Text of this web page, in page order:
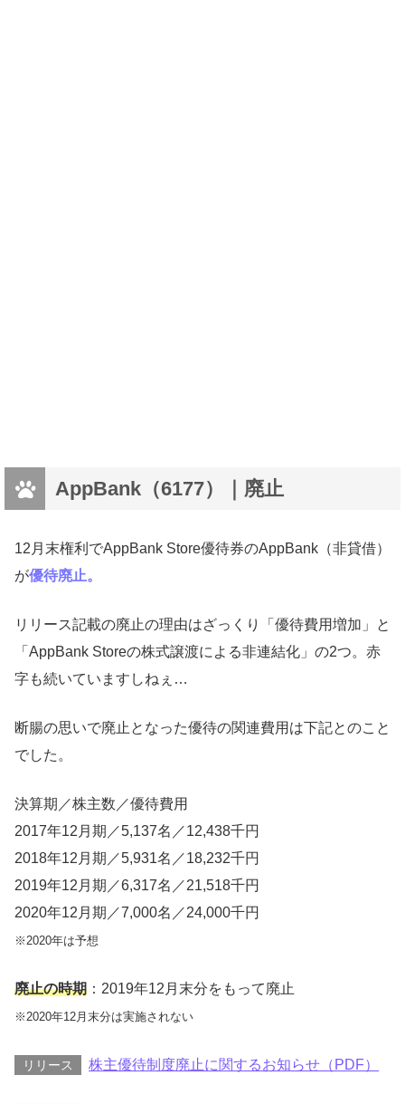
AppBank（6177）｜廃止
12月末権利でAppBank Store優待券のAppBank（非貸借）
が優待廃止。
リリース記載の廃止の理由はざっくり「優待費用増加」と
「AppBank Storeの株式譲渡による非連結化」の2つ。赤
字も続いていますしねぇ…
断腸の思いで廃止となった優待の関連費用は下記とのこと
でした。
決算期／株主数／優待費用
2017年12月期／5,137名／12,438千円
2018年12月期／5,931名／18,232千円
2019年12月期／6,317名／21,518千円
2020年12月期／7,000名／24,000千円
※2020年は予想
廃止の時期 ：2019年12月末分をもって廃止
※2020年12月末分は実施されない
リリース 株主優待制度廃止に関するお知らせ（PDF）